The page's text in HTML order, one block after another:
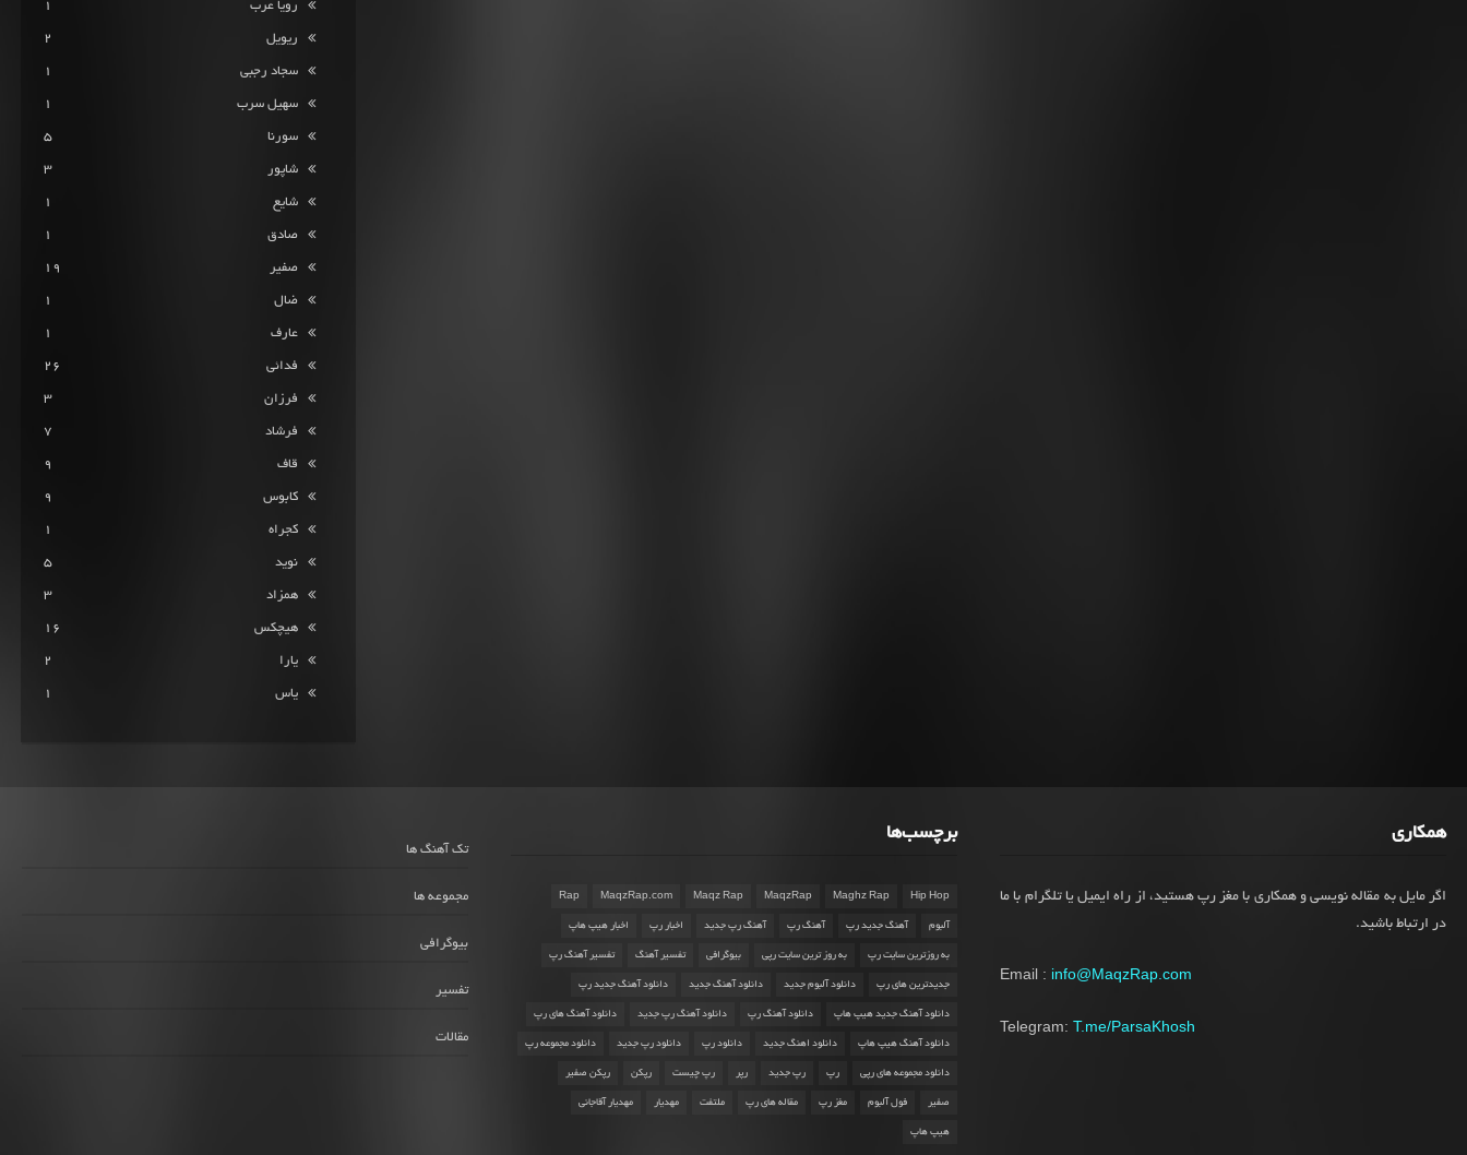
رویا عرب 1
ریویل 2
سجاد رجبی 1
سهیل سرب 1
سورنا 5
شاپور 3
شایع 1
صادق 1
صفیر 19
ضال 1
عارف 1
فدائی 26
فرزان 3
فرشاد 7
قاف 9
کابوس 9
کجراه 1
نوید 5
همزاد 3
هیچکس 16
یارا 2
یاس 1
همکاری
اگر مایل به مقاله نویسی و همکاری با مغز رپ هستید، از راه ایمیل یا تلگرام با ما
در ارتباط باشید.
Email : info@MaqzRap.com
Telegram:T.me/ParsaKhosh
برچسب‌ها
Hip Hop
Maghz Rap
MaqzRap
Maqz Rap
MaqzRap.com
Rap
آلبوم آهنگ جدید رپ آهنگ رپ آهنگ رپ جدید اخبار رپ اخبار هیپ هاپ
به روزترین سایت رپ به روز ترین سایت رپی بیوگرافی تفسیر آهنگ تفسیر آهنگ رپ
جدیدترین های رپ دانلود آلبوم جدید دانلود آهنگ جدید دانلود آهنگ جدید رپ
دانلود آهنگ جدید هیپ هاپ دانلود آهنگ رپ دانلود آهنگ رپ جدید دانلود آهنگ های رپ
دانلود آهنگ هیپ هاپ دانلود اهنگ جدید دانلود رپ دانلود رپ جدید دانلود مجموعه رپ
دانلود مجموعه های رپی رپ رپ جدید رپر رپ چیست رپکن رپکن صفیر
صفیر فول آلبوم مغز رپ مقاله های رپ ملتفت مهدیار مهدیار آقاجانی
هیپ هاپ
تک آهنگ ها
مجموعه ها
بیوگرافی
تفسیر
مقالات